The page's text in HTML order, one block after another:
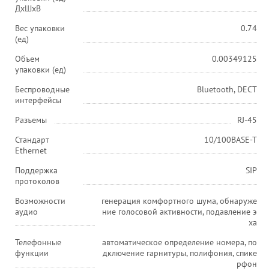
ДхШхВ
Вес упаковки
(ед)
0.74
Объем
упаковки (ед)
0.00349125
Беспроводные
интерфейсы
Bluetooth, DECT
Разъемы
RJ-45
Стандарт
Ethernet
10/100BASE-T
Поддержка
протоколов
SIP
Возможности
аудио
генерация комфортного шума, обнаруже
ние голосовой активности, подавление э
ха
Телефонные
функции
автоматическое определение номера, по
дключение гарнитуры, полифония, спике
рфон